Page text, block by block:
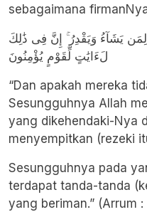
sebagaimana
لِمَن يَشَآءُ وَيَقْدِرُ ۚ إِنَّ فِى ذَٰلِكَ
لَءَايَٰتٍ لِّقَوْمٍ يُؤْمِنُونَ
“Dan apakah mereka
Sesungguhnya Allah
yang dikehendaki-Nya
menyempitkan (rezeki
Sesungguhnya pada
terdapat tanda-tanda
yang beriman.” (Arrum :